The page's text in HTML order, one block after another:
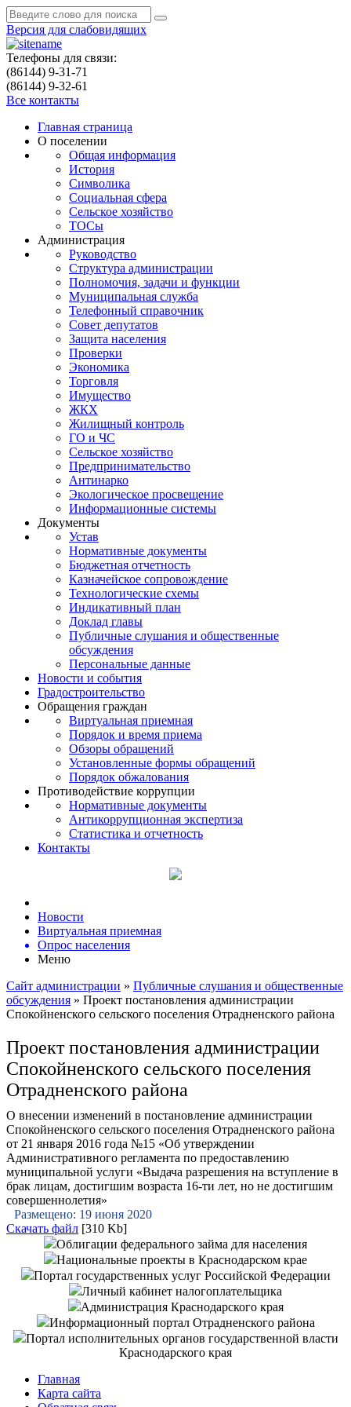
Версия для слабовидящих
Телефоны для связи:
(86144) 9-31-71
(86144) 9-32-61
Все контакты
Главная страница
О поселении
Общая информация
История
Символика
Социальная сфера
Сельское хозяйство
ТОСы
Администрация
Руководство
Структура администрации
Полномочия, задачи и функции
Муниципальная служба
Телефонный справочник
Совет депутатов
Защита населения
Проверки
Экономика
Торговля
Имущество
ЖКХ
Жилищный контроль
ГО и ЧС
Сельское хозяйство
Предпринимательство
Антинарко
Экологическое просвещение
Информационные системы
Документы
Устав
Нормативные документы
Бюджетная отчетность
Казначейское сопровождение
Технологические схемы
Индикативный план
Доклад главы
Публичные слушания и общественные
обсуждения
Персональные данные
Новости и события
Градостроительство
Обращения граждан
Виртуальная приемная
Порядок и время приема
Обзоры обращений
Установленные формы обращений
Порядок обжалования
Противодействие коррупции
Нормативные документы
Антикоррупционная экспертиза
Статистика и отчетность
Контакты
Новости
Виртуальная приемная
Опрос населения
Меню
Сайт администрации » Публичные слушания и общественные
обсуждения » Проект постановления администрации
Спокойненского сельского поселения Отрадненского района
Проект постановления администрации
Спокойненского сельского поселения
Отрадненского района
О внесении изменений в постановление администрации
Спокойненского сельского поселения Отрадненского района
от 21 января 2016 года №15 «Об утверждении
Административного регламента по предоставлению
муниципальной услуги «Выдача разрешения на вступление в
брак лицам, достигшим возраста 16-ти лет, но не достигшим
совершеннолетия»
Размещено: 19 июня 2020
Скачать файл [310 Kb]
Облигации федерального займа для населения
Национальные проекты в Краснодарском крае
Портал государственных услуг Российской Федерации
Личный кабинет налогоплательщика
Администрация Краснодарского края
Информационный портал Отрадненского района
Портал исполнительных органов государственной власти
Краснодарского края
Главная
Карта сайта